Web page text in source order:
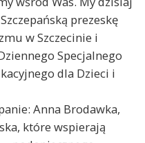
prezeskę
w Szczecinie i
Specjalnego
dla Dzieci i
Anna Brodawka,
które wspierają